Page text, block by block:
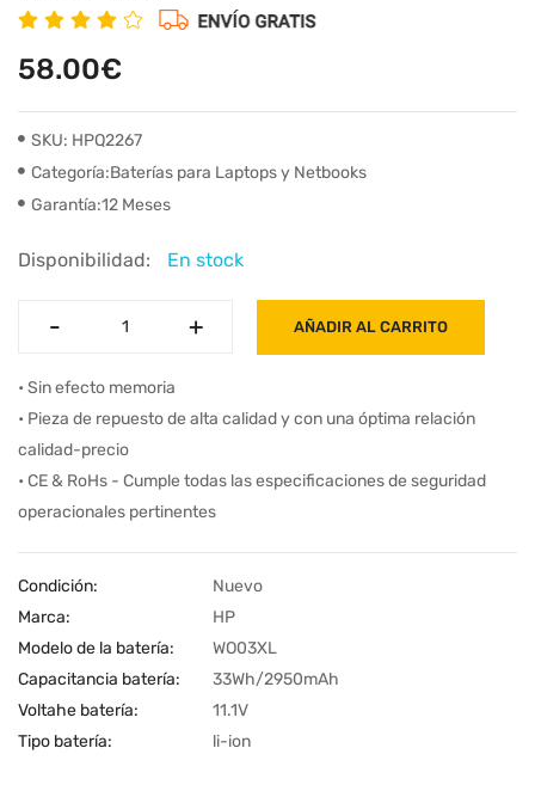
58.00€
SKU: HPQ2267
Categoría:Baterías para Laptops y Netbooks
Garantía:12 Meses
Disponibilidad: En stock
- +
- + AÑADIR AL CARRITO
• Sin efecto memoria
• Pieza de repuesto de alta calidad y con una óptima relación
calidad-precio
• CE & RoHs - Cumple todas las especificaciones de seguridad
operacionales pertinentes
Condición:
Nuevo
Marca:
HP
Modelo de la batería:
WO03XL
Capacitancia batería:
33Wh/2950mAh
Voltahe batería:
11.1V
Tipo batería:
li-ion